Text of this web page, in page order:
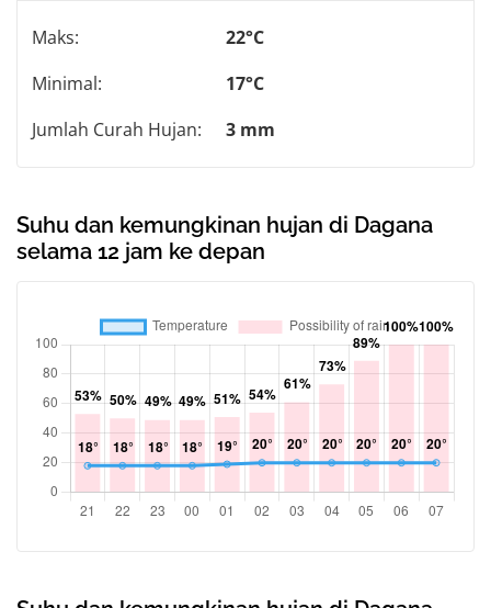
Maks:
22°C
Minimal:
17°C
Jumlah Curah Hujan:
3 mm
Suhu dan kemungkinan hujan di Dagana
selama 12 jam ke depan